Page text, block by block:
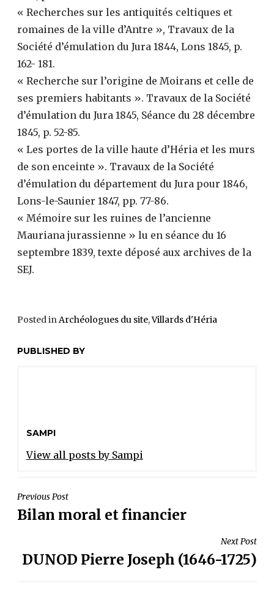
« Recherches sur les antiquités celtiques et
romaines de la ville d’Antre », Travaux de la
Société d’émulation du Jura 1844, Lons 1845, p.
162- 181.
« Recherche sur l’origine de Moirans et celle de
ses premiers habitants ». Travaux de la Société
d’émulation du Jura 1845, Séance du 28 décembre
1845, p. 52-85.
« Les portes de la ville haute d’Héria et les murs
de son enceinte ». Travaux de la Société
d’émulation du département du Jura pour 1846,
Lons-le-Saunier 1847, pp. 77-86.
« Mémoire sur les ruines de l’ancienne
Mauriana jurassienne » lu en séance du 16
septembre 1839, texte déposé aux archives de la
SEJ.
Posted inArchéologues du site,Villards d'Héria
PUBLISHED BY
SAMPI
View all posts by Sampi
NAVIGATION
DE
Previous Post
Bilan moral et financier
Next Post
DUNOD Pierre Joseph (1646-1725)